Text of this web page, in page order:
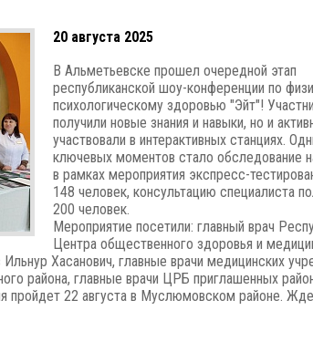
20 августа 2025
В Альметьевске прошел очередной этап
республиканской шоу-конференции по
психологическому здоровью "Эйт"!
получили новые знания и навыки, но и
участвовали в интерактивных станциях.
ключевых моментов стало обследование
в рамках мероприятия экспресс-
148 человек, консультацию специалиста
200 человек.
Мероприятие посетили: главный врач
Центра общественного здоровья и
Хасанович, главные врачи медицинских
района, главные врачи ЦРБ приглашенных
пройдет 22 августа в Муслюмовском районе.